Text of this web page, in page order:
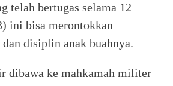
telah bertugas selama 12
ini bisa merontokkan
disiplin anak buahnya.
dibawa ke mahkamah militer